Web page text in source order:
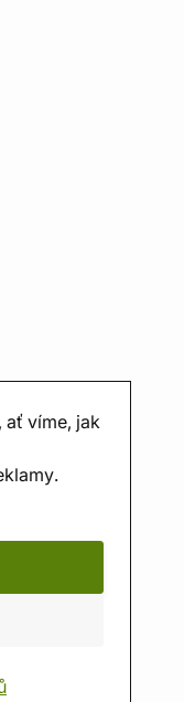
ať víme, jak